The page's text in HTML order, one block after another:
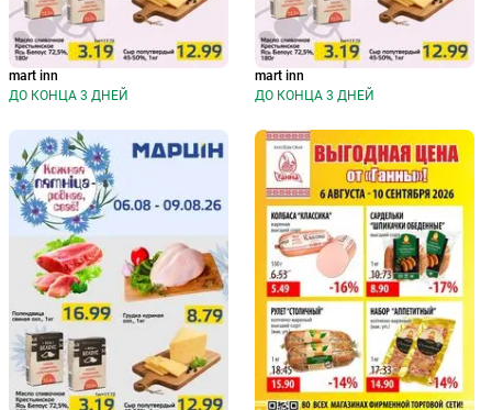
mart inn
ДО КОНЦА 3 ДНЕЙ
mart inn
ДО КОНЦА 3 ДНЕЙ